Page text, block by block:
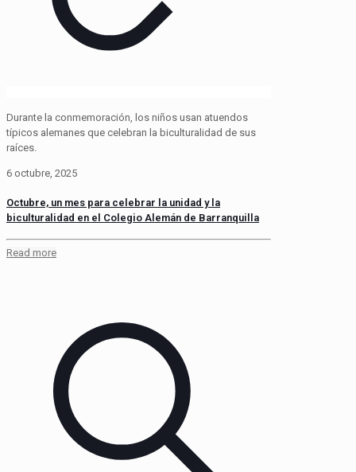
Durante la conmemoración, los niños usan atuendos
típicos alemanes que celebran la biculturalidad de sus
raíces.
6 octubre, 2025
Octubre, un mes para celebrar la unidad y la
biculturalidad en el Colegio Alemán de Barranquilla
Read more